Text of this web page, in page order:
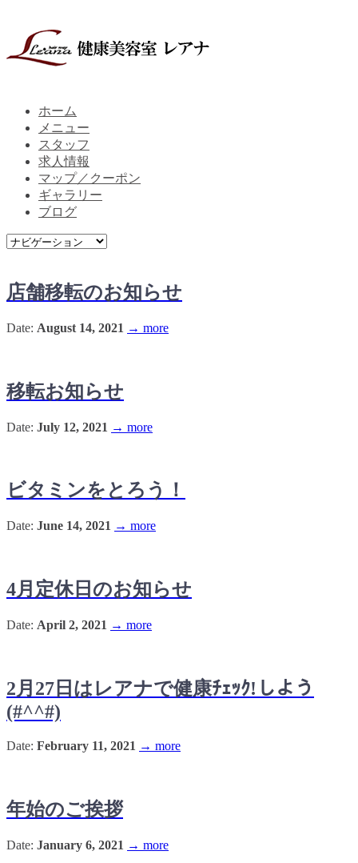
ホーム
メニュー
スタッフ
求人情報
マップ／クーポン
ギャラリー
ブログ
店舗移転のお知らせ
Date: August 14, 2021 → more
移転お知らせ
Date: July 12, 2021 → more
ビタミンをとろう！
Date: June 14, 2021 → more
4月定休日のお知らせ
Date: April 2, 2021 → more
2月27日はレアナで健康ﾁｪｯｸ!しよう
(#^^#)
Date: February 11, 2021 → more
年始のご挨拶
Date: January 6, 2021 → more